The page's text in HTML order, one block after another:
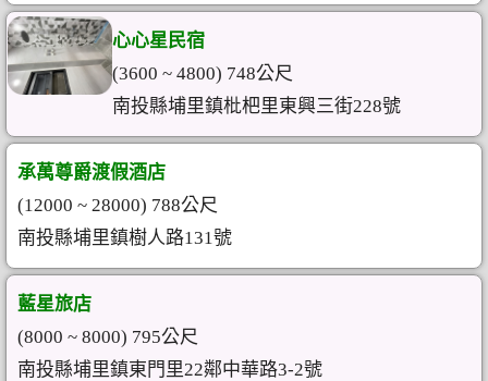
心心星民宿
(3600 ~ 4800) 748公尺
南投縣埔里鎮枇杷里東興三街228號
承萬尊爵渡假酒店
(12000 ~ 28000) 788公尺
南投縣埔里鎮樹人路131號
藍星旅店
(8000 ~ 8000) 795公尺
南投縣埔里鎮東門里22鄰中華路3-2號